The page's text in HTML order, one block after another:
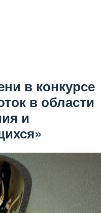
в конкурсе
в области
и